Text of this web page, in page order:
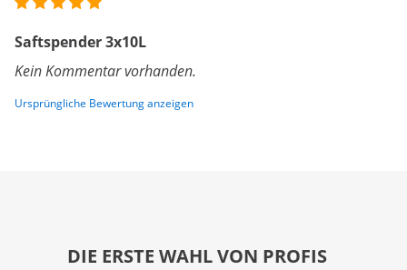
Saftspender 3x10L
Kein Kommentar vorhanden.
Ursprüngliche Bewertung anzeigen
DIE ERSTE WAHL VON PROFIS